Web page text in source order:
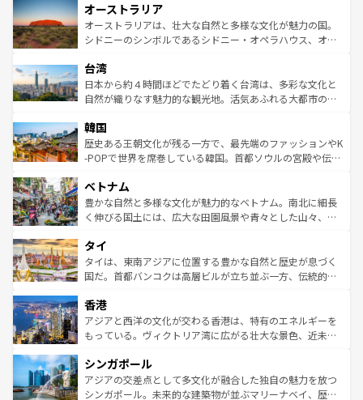
部のニューオーリンズでは、音楽と美食が融合した独特の
文化が魅力。旅行者はアメリカの各地域で異なる魅力を楽
しみながら、その多様性と豊かな歴史を感じることができ
ならではの贅沢な旅のスタイルだ。 なお、新着のアメリカ
情報はコンテンツ一覧を参照してほしい。
ワイ島は見逃せない。また、定番の観光地といえばオアフ
島だが、静かな自然を求めるならマウイ島やカウアイ島が
おすすめ。エメラルドグリーンに輝く海をはじめ、豊かな
れるおもてなしの心で訪れる人々を迎えてくれるハワイの
人々、おいしいローカルフードやハワイアンミュージッ
ク、伝統的なフラダンスなど、すべてがハワイの魅力を彩
ワイを、存分に味わってほしい。 なお、新着のハワイ情報
はコンテンツ一覧を参照してほしい。
オーストラリア
オーストラリアは、壮大な自然と多様な文化が魅力の国。
シドニーのシンボルであるシドニー・オペラハウス、オー
リアリーフや大陸中央部にそびえるウルル（エアーズロッ
ク）、タスマニアの美しい原生林やケアンズの熱帯雨林な
ど、見どころがたくさん。また、カフェやワイン、オージ
いる。アクティビティも充実しており、サーフィンやダイ
ビング、ハイキングなど、アウトドア好きにはたまらな
い。オーストラリアの多彩な魅力を存分に味わいつくそ
参照してほしい。
台湾
日本から約４時間ほどでたどり着く台湾は、多彩な文化と
自然が織りなす魅力的な観光地。活気あふれる大都市の台
ン）、静ひつな山岳地帯である台湾東部など、都市の喧騒
と山間の静けさが共存しており、訪れる人に新しい発見と
驚きをもたらしてくれる。また、奥深い台湾の食文化も魅
容にもいいと評判のスイーツなど、バラエティ豊かな料理
が味わえる。 なお、新着の台湾情報は コンテンツ一覧を参
照してほしい。
韓国
歴史ある王朝文化が残る一方で、最先端のファッションやK
-POPで世界を席巻している韓国。首都ソウルの宮殿や伝統
き、地方に足を延ばせば四季折々の自然美を楽しむことが
できる。そして、キムチや焼肉、絶品のストリートフード
まで、さまざまな韓国料理が待っている。夜には、韓国な
リティに包まれながら、韓国の多彩な魅力を心ゆくまで味
わってみてほしい。 なお、新着の韓国情報はコンテンツ一
覧を参照してほしい。
ベトナム
豊かな自然と多様な文化が魅力的なベトナム。南北に細長
く伸びる国土には、広大な田園風景や青々とした山々、世
急速な発展と共に伝統が息づく。ハノイの古い町並みやホ
ーチミン市のフランス統治時代の建物も、独特の雰囲気を
醸し出している。また、バラエティの豊かさとおいしさで
とつ。フォーやバインミー、ベトナムコーヒーなどは、ぜ
ひ現地で味わいたい。どの地域を訪れてもあたたかい人々
が旅行者を迎えてくれるので、きっと忘れられない旅にな
参照してほしい。
タイ
タイは、東南アジアに位置する豊かな自然と歴史が息づく
国だ。首都バンコクは高層ビルが立ち並ぶ一方、伝統的な
の活気が交差している。北部ではチェンマイなどの山岳地
帯で自然と触れ合い、南部ではプーケットやクラビの美し
いビーチでリゾート気分を楽しむことができる。タイ料理
激する。気候は一年中温暖で、どの季節にも異なる楽しみ
が待っている。親しみやすいタイの人々、仏教を中心とし
た文化、そして多様な観光資源が、訪れる旅人を魅了し続
香港
アジアと西洋の文化が交わる香港は、特有のエネルギーを
もっている。ヴィクトリア湾に広がる壮大な景色、近未来
み、どこを訪れても感動するはず。観光スポットが密集し
ており、効率よく見どころを回れるのも魅力。息をのむよ
うな絶景から文化的な体験まで、香港を存分に楽しみ尽く
シンガポール
アジアの交差点として多文化が融合した独自の魅力を放つ
シンガポール。未来的な建築物が並ぶマリーナベイ、歴史